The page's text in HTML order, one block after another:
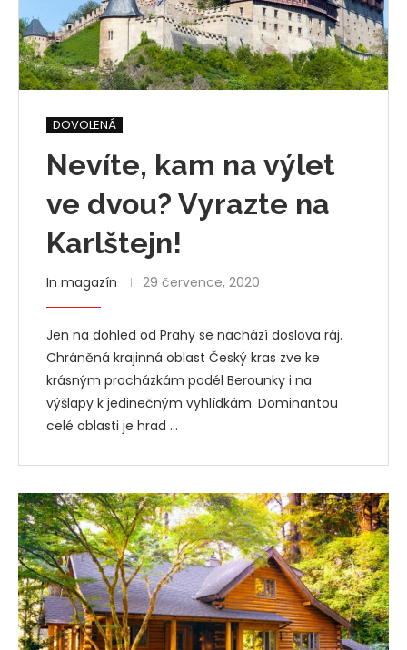
DOVOLENÁ
Nevíte, kam na výlet
ve dvou? Vyrazte na
Karlštejn!
In magazín 29 července, 2020
Jen na dohled od Prahy se nachází doslova ráj.
Chráněná krajinná oblast Český kras zve ke
krásným procházkám podél Berounky i na
výšlapy k jedinečným vyhlídkám. Dominantou
celé oblasti je hrad …